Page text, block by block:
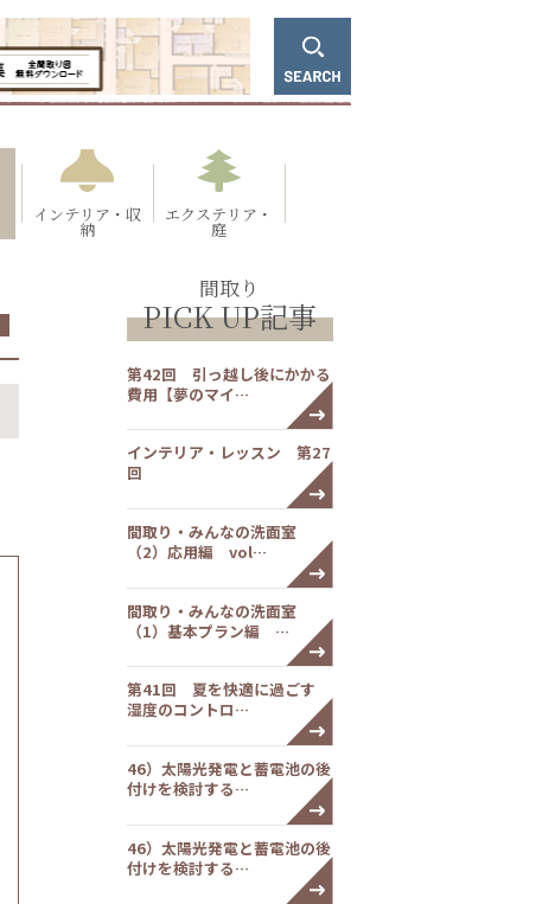
インテリア・収
納
エクステリア・
庭
間取り
PICK UP記事
第42回 引っ越し後にかかる
費用【夢のマイ…
インテリア・レッスン 第27
回
間取り・みんなの洗面室
（2）応用編 vol…
間取り・みんなの洗面室
（1）基本プラン編 …
第41回 夏を快適に過ごす
湿度のコントロ…
46）太陽光発電と蓄電池の後
付けを検討する…
46）太陽光発電と蓄電池の後
付けを検討する…